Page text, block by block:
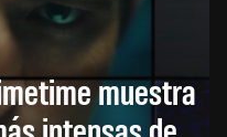
muestra